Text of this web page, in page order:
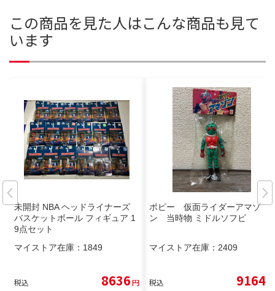
この商品を見た人はこんな商品も見て
います
未開封 NBA ヘッドライナーズ
バスケットボール フィギュア 1
9点セット
マイストア在庫： 1849
税込 8636円
ポピー 仮面ライダーアマゾ
ン 当時物 ミドルソフビ
マイストア在庫： 2409
税込 9164